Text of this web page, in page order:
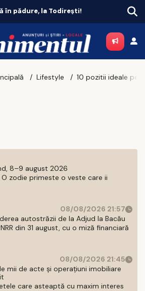
în pădure, la Todirești!
Lifestyle
8–9 august 2026
zodie primeste o veste care ii
08/08/2026 21:57
autostrăzii de la Adjud la Bacău
din 31 august, cu o miză financiară
08/08/2026 21:45
mii de acte și operațiuni imobiliare
care asteaptă cu maxim interes